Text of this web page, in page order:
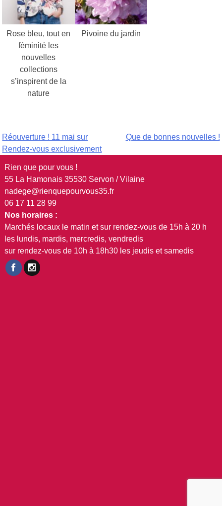
Rose bleu, tout en
féminité les
nouvelles
collections
s’inspirent de la
nature
Pivoine du jardin
Navigation
de
l’article
Réouverture ! 11 mai sur
Rendez-vous exclusivement
Que de bonnes nouvelles !
Rien que pour vous !
55 La Hamonais 35530 Servon / Vilaine
nadege@rienquepourvous35.fr
06 17 11 28 99
Nos horaires :
Marchés locaux le matin et sur rendez-vous de 15h à 20 h
les lundis, mardis, mercredis, vendredis
sur rendez-vous de 10h à 18h30 les jeudis et samedis